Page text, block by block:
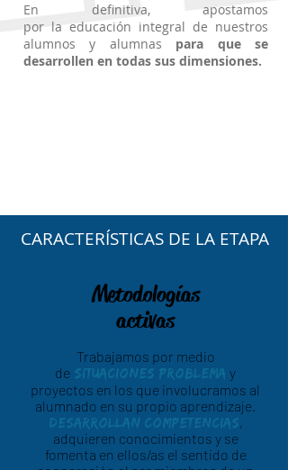
En definitiva, apostamos
por la educación integral de nuestros
alumnos y alumnas para que se
desarrollen en todas sus dimensiones.
CARACTERÍSTICAS DE LA ETAPA
Metodologías
activas
Trabajamos por medio
de situaciones problema y
proyectos en los que involucramos al
alumnado en su propio aprendizaje.
Desarrollan competencias,
adquieren conocimientos y se
fomenta en ellos/as el sentido de